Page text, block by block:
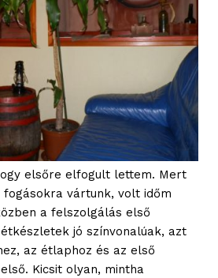
elsőre elfogult lettem. Mert
fogásokra vártunk, volt időm
a felszolgálás első
jó színvonalúak, azt
az étlaphoz és az első
Kicsit olyan, mintha